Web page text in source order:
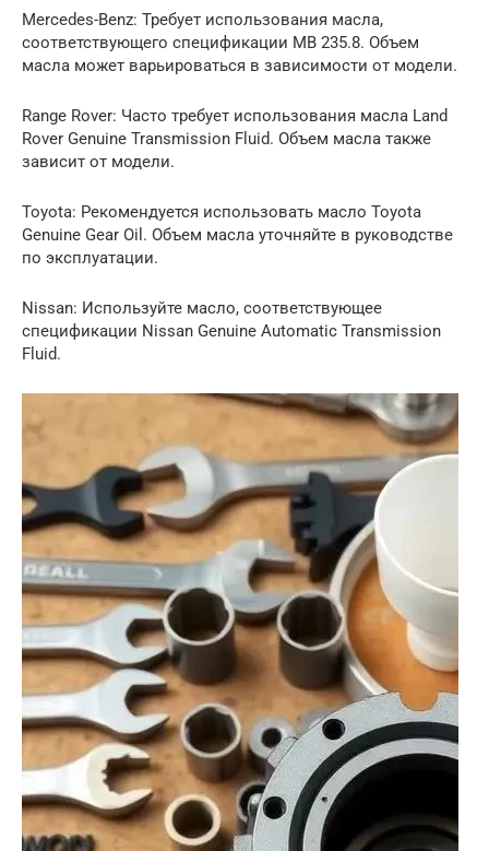
Mercedes-Benz: Требует использования масла,
соответствующего спецификации MB 235.8. Объем
масла может варьироваться в зависимости от модели.
Range Rover: Часто требует использования масла Land
Rover Genuine Transmission Fluid. Объем масла также
зависит от модели.
Toyota: Рекомендуется использовать масло Toyota
Genuine Gear Oil. Объем масла уточняйте в руководстве
по эксплуатации.
Nissan: Используйте масло, соответствующее
спецификации Nissan Genuine Automatic Transmission
Fluid.